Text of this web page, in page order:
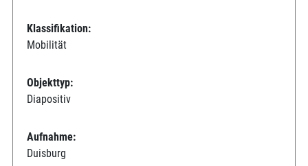
Klassifikation:
Mobilität
Objekttyp:
Diapositiv
Aufnahme:
Duisburg